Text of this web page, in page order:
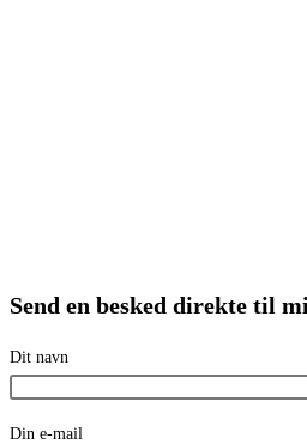
Send en besked direkte til
Dit navn
Din e-mail